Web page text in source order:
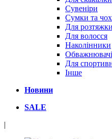
Сувеніри
Сумки та
Для розтяжки
Для волосся
Наколінники
Обважнювачі
Для
Інше
Новини
SALE
|